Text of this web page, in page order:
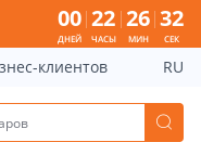
KOTI JA
00
ДНЕЙ
22
ЧАСЫ
26
МИН
31
СЕК
клиентов RU